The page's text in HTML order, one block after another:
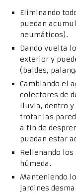
Eliminando
puedan
neumáticos).
Dando vuelta
exterior y
(baldes,
Cambiando el
colectores de
lluvia, dentro y
frotar las
a fin de
puedan estar
Rellenando
húmeda.
Manteniendo
jardines